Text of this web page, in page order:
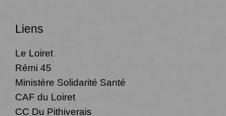
Liens
Le Loiret
Rémi 45
Ministère Solidarité Santé
CAF du Loiret
CC Du Pithiverais